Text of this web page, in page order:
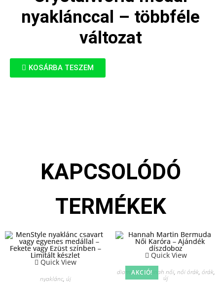
nyaklánccal – többféle
változat
KOSÁRBA TESZEM
KAPCSOLÓDÓ
TERMÉKEK
Quick View
nyaklánc, új
AKCIÓ!
Quick View
diamond,hannah női, női órák, órák,
új